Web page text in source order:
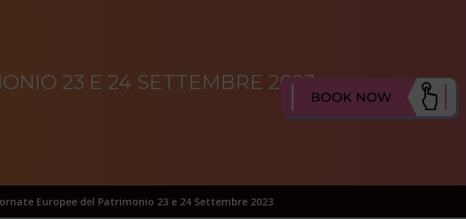
23 E 24 SETTEMBRE 2023
Europee del Patrimonio 23 e 24 Settembre 2023